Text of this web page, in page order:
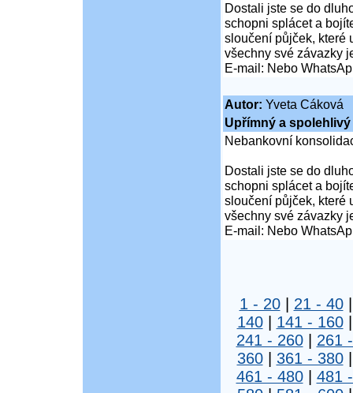
Dostali jste se do
schopni splácet a
sloučení půjček, které
všechny své závazky
E-mail: Nebo
Autor: Yveta Cáková
Upřímný a
Nebankovní
Dostali jste se do
schopni splácet a
sloučení půjček, které
všechny své závazky
E-mail: Nebo
1 - 20| 21 - 40
140| 141 - 160
241 - 260| 261
360| 361 - 380
461 - 480| 481